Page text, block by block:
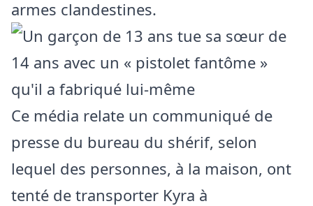
armes clandestines.
Ce média relate un communiqué de
presse du bureau du shérif, selon
lequel des personnes, à la maison, ont
tenté de transporter Kyra à